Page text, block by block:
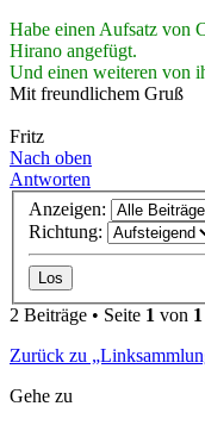
Habe einen Aufsatz von
Hirano angefügt.
Und einen weiteren von
Mit freundlichem Gruß
Fritz
Nach oben
Antworten
Anzeigen:
Richtung:
2 Beiträge • Seite 1 von 1
Zurück zu
Gehe zu